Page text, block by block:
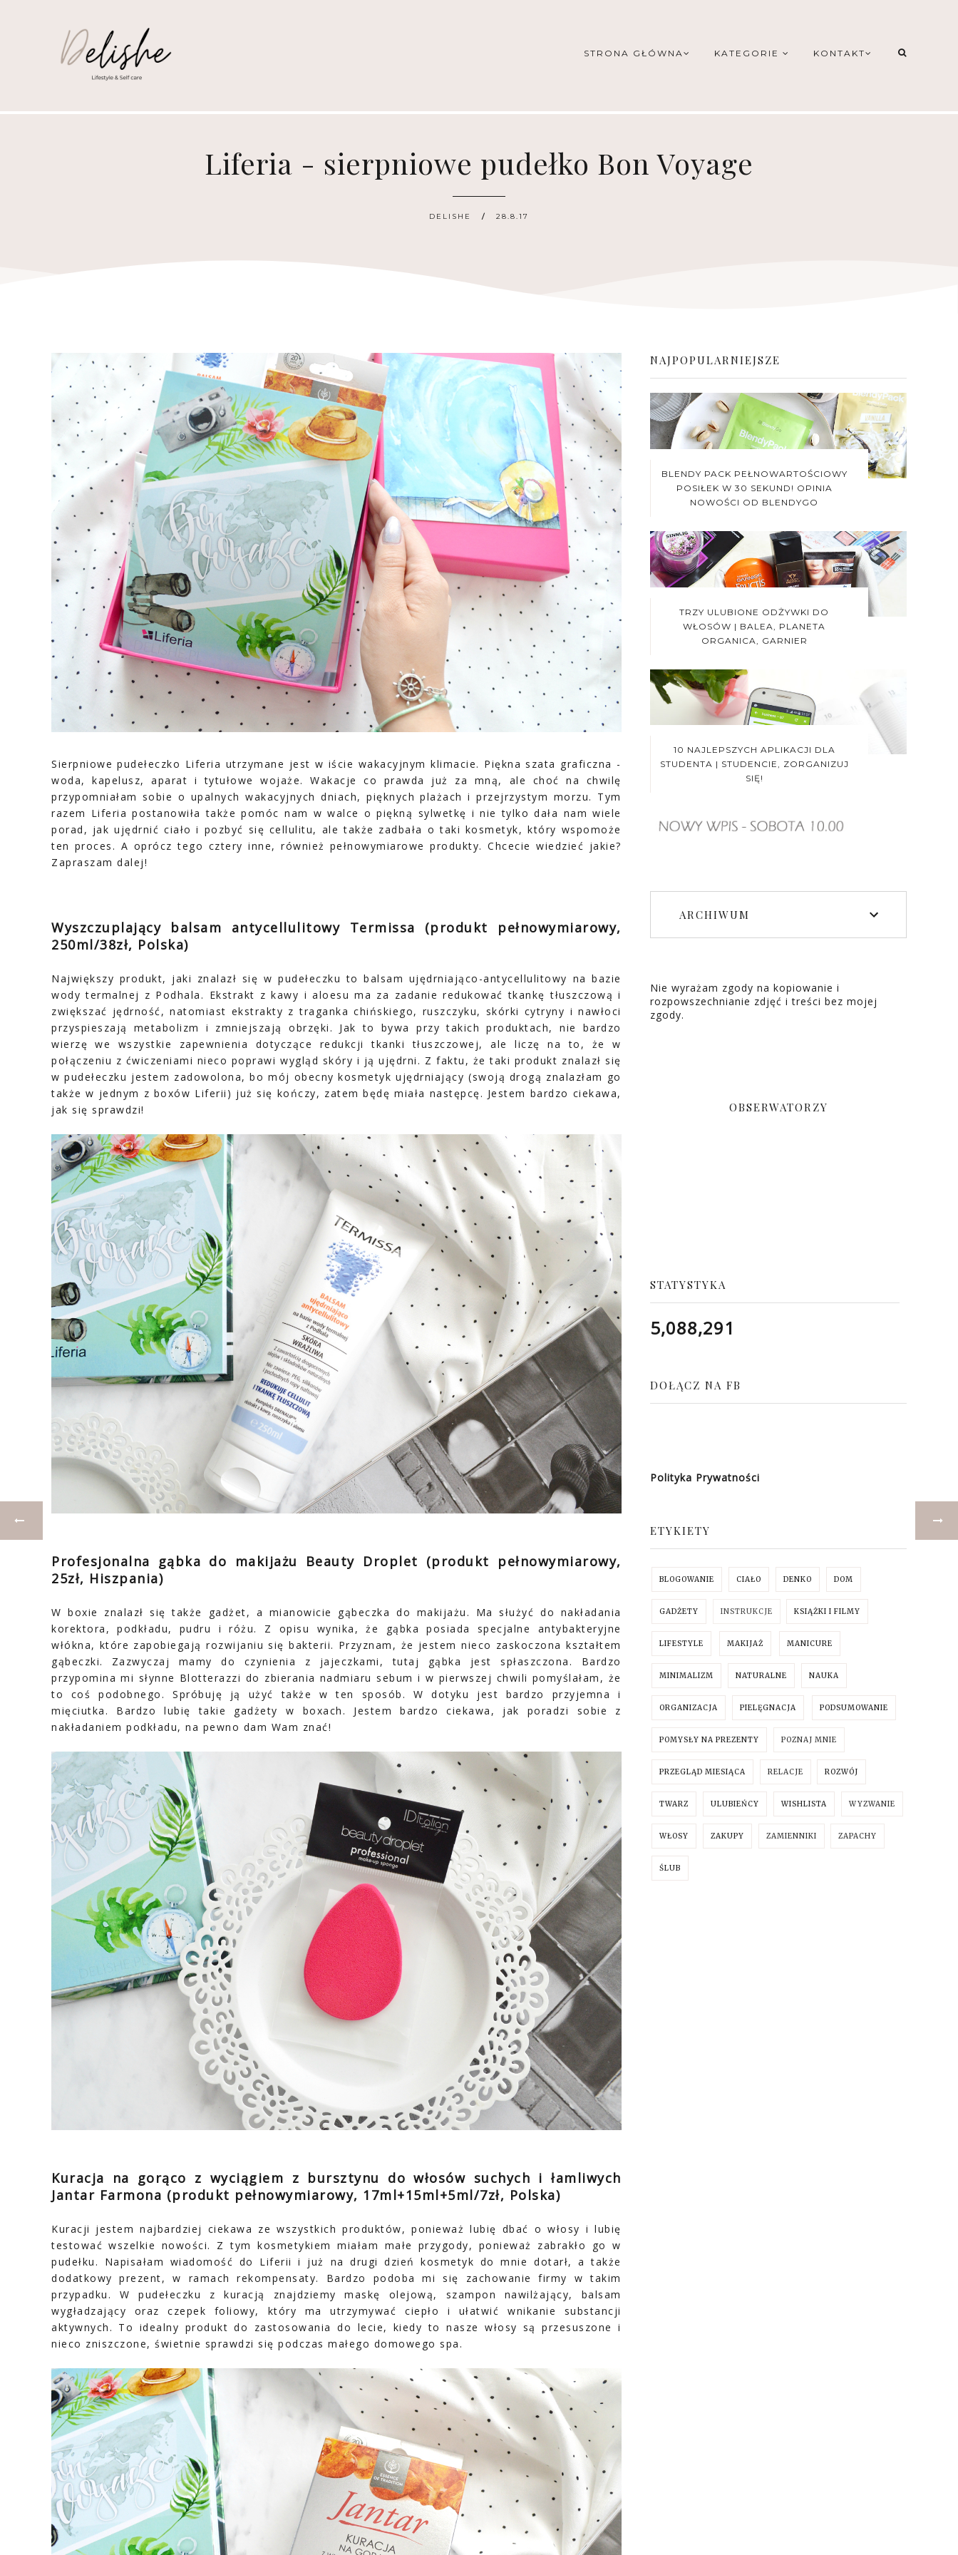
STRONA GŁÓWNA KATEGORIE KONTAKT
Liferia - sierpniowe pudełko Bon Voyage
DELISHE 28.8.17
Sierpniowe pudełeczko Liferia utrzymane jest w iście wakacyjnym klimacie. Piękna szata graficzna -
woda, kapelusz, aparat i tytułowe wojaże. Wakacje co prawda już za mną, ale choć na chwilę
przypomniałam sobie o upalnych wakacyjnych dniach, pięknych plażach i przejrzystym morzu. Tym
razem Liferia postanowiła także pomóc nam w walce o piękną sylwetkę i nie tylko dała nam wiele
porad, jak ujędrnić ciało i pozbyć się cellulitu, ale także zadbała o taki kosmetyk, który wspomoże
ten proces. A oprócz tego cztery inne, również pełnowymiarowe produkty. Chcecie wiedzieć jakie?
Zapraszam dalej!
Wyszczuplający balsam antycellulitowy Termissa (produkt pełnowymiarowy,
250ml/38zł, Polska)
Największy produkt, jaki znalazł się w pudełeczku to balsam ujędrniająco-antycellulitowy na bazie
wody termalnej z Podhala. Ekstrakt z kawy i aloesu ma za zadanie redukować tkankę tłuszczową i
zwiększać jędrność, natomiast ekstrakty z traganka chińskiego, ruszczyku, skórki cytryny i nawłoci
przyspieszają metabolizm i zmniejszają obrzęki. Jak to bywa przy takich produktach, nie bardzo
wierzę we wszystkie zapewnienia dotyczące redukcji tkanki tłuszczowej, ale liczę na to, że w
połączeniu z ćwiczeniami nieco poprawi wygląd skóry i ją ujędrni. Z faktu, że taki produkt znalazł się
w pudełeczku jestem zadowolona, bo mój obecny kosmetyk ujędrniający (swoją drogą znalazłam go
także w jednym z boxów Liferii) już się kończy, zatem będę miała następcę. Jestem bardzo ciekawa,
jak się sprawdzi!
Profesjonalna gąbka do makijażu Beauty Droplet (produkt pełnowymiarowy,
25zł, Hiszpania)
W boxie znalazł się także gadżet, a mianowicie gąbeczka do makijażu. Ma służyć do nakładania
korektora, podkładu, pudru i różu. Z opisu wynika, że gąbka posiada specjalne antybakteryjne
włókna, które zapobiegają rozwijaniu się bakterii. Przyznam, że jestem nieco zaskoczona kształtem
gąbeczki. Zazwyczaj mamy do czynienia z jajeczkami, tutaj gąbka jest spłaszczona. Bardzo
przypomina mi słynne Blotterazzi do zbierania nadmiaru sebum i w pierwszej chwili pomyślałam, że
to coś podobnego. Spróbuję ją użyć także w ten sposób. W dotyku jest bardzo przyjemna i
mięciutka. Bardzo lubię takie gadżety w boxach. Jestem bardzo ciekawa, jak poradzi sobie z
nakładaniem podkładu, na pewno dam Wam znać!
Kuracja na gorąco z wyciągiem z bursztynu do włosów suchych i łamliwych
Jantar Farmona (produkt pełnowymiarowy, 17ml+15ml+5ml/7zł, Polska)
Kuracji jestem najbardziej ciekawa ze wszystkich produktów, ponieważ lubię dbać o włosy i lubię
testować wszelkie nowości. Z tym kosmetykiem miałam małe przygody, ponieważ zabrakło go w
pudełku. Napisałam wiadomość do Liferii i już na drugi dzień kosmetyk do mnie dotarł, a także
dodatkowy prezent, w ramach rekompensaty. Bardzo podoba mi się zachowanie firmy w takim
przypadku. W pudełeczku z kuracją znajdziemy maskę olejową, szampon nawilżający, balsam
wygładzający oraz czepek foliowy, który ma utrzymywać ciepło i ułatwić wnikanie substancji
aktywnych. To idealny produkt do zastosowania do lecie, kiedy to nasze włosy są przesuszone i
nieco zniszczone, świetnie sprawdzi się podczas małego domowego spa.
NAJPOPULARNIEJSZE
BLENDY PACK PEŁNOWARTOŚCIOWY
POSIŁEK W 30 SEKUND! OPINIA
NOWOŚCI OD BLENDYGO
TRZY ULUBIONE ODŻYWKI DO
WŁOSÓW | BALEA, PLANETA
ORGANICA, GARNIER
10 NAJLEPSZYCH APLIKACJI DLA
STUDENTA | STUDENCIE, ZORGANIZUJ
SIĘ!
ARCHIWUM
Nie wyrażam zgody na kopiowanie i
rozpowszechnianie zdjęć i treści bez mojej
zgody.
OBSERWATORZY
STATYSTYKA
5,088,291
DOŁĄCZ NA FB
Polityka Prywatności
ETYKIETY
BLOGOWANIE CIAŁO DENKO DOM
GADŻETY INSTRUKCJE KSIĄŻKI I FILMY
LIFESTYLE MAKIJAŻ MANICURE
MINIMALIZM NATURALNE NAUKA
ORGANIZACJA PIELĘGNACJA PODSUMOWANIE
POMYSŁY NA PREZENTY POZNAJ MNIE
PRZEGLĄD MIESIĄCA RELACJE ROZWÓJ
TWARZ ULUBIEŃCY WISHLISTA WYZWANIE
WŁOSY ZAKUPY ZAMIENNIKI ZAPACHY
ŚLUB